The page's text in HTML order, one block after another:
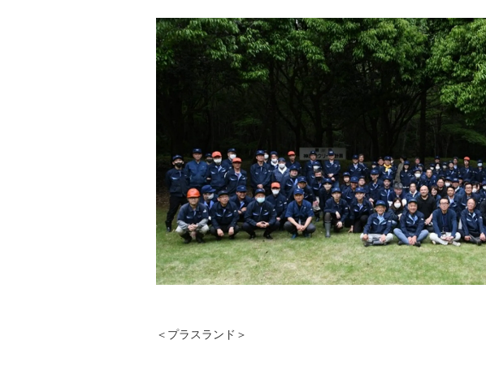
＜プラスランド＞